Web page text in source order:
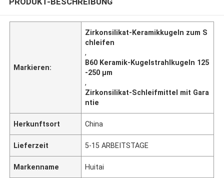
Markieren:
Zirkonsilikat-Keramikkugeln zum S
chleifen
,
B60 Keramik-Kugelstrahlkugeln 125
-250 µm
,
Zirkonsilikat-Schleifmittel mit Gara
ntie
Herkunftsort China
Lieferzeit 5-15 ARBEITSTAGE
Markenname Huitai